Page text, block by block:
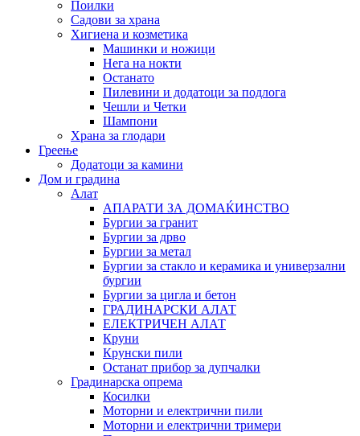
Поилки
Садови за храна
Хигиена и козметика
Машинки и ножици
Нега на нокти
Останато
Пилевини и додатоци за подлога
Чешли и Четки
Шампони
Храна за глодари
Греење
Додатоци за камини
Дом и градина
Алат
АПАРАТИ ЗА ДОМАЌИНСТВО
Бургии за гранит
Бургии за дрво
Бургии за метал
Бургии за стакло и керамика и универзални
бургии
Бургии за цигла и бетон
ГРАДИНАРСКИ АЛАТ
ЕЛЕКТРИЧЕН АЛАТ
Круни
Крунски пили
Останат прибор за дупчалки
Градинарска опрема
Косилки
Моторни и електрични пили
Моторни и електрични тримери